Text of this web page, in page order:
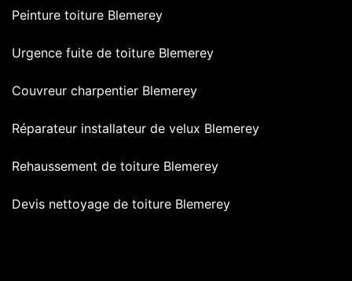
Peinture toiture Blemerey
Urgence fuite de toiture Blemerey
Couvreur charpentier Blemerey
Réparateur installateur de velux Blemerey
Rehaussement de toiture Blemerey
Devis nettoyage de toiture Blemerey